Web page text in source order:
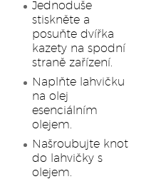
Jednoduše
stiskněte a
posuňte dvířka
kazety na spodní
straně zařízení.
Naplňte lahvičku
na olej
esenciálním
olejem.
Našroubujte knot
do lahvičky s
olejem.